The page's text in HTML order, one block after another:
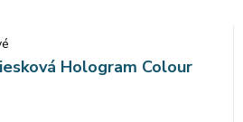
ho ťahať za sebou. Batoh je
kolieskami.Hologram Colour